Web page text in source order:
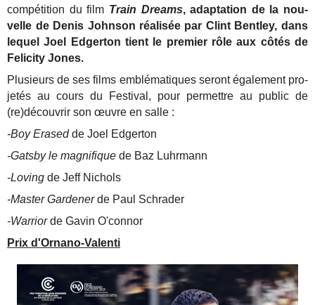
com­pé­ti­tion du film Train Dreams, adap­ta­tion de la nou­
velle de Denis John­son réa­li­sée par Clint Bent­ley, dans
lequel Joel Edger­ton tient le pre­mier rôle aux côtés de
Feli­ci­ty Jones.
Plu­sieurs de ses films emblé­ma­tiques seront éga­le­ment pro­
je­tés au cours du Fes­ti­val, pour per­mettre au public de
(re)découvrir son œuvre en salle :
-Boy Erasedde Joel Edgerton
-Gatsby le magnifique de Baz Luhrmann
-Loving de Jeff Nichols
-Master Gardenerde Paul Schrader
-Warriorde Gavin O'connor
Prix d'Ornano-Valenti